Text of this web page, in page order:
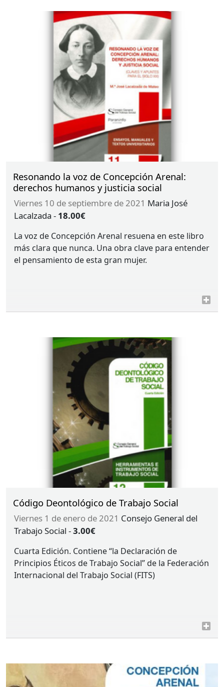
Resonando la voz de Concepción Arenal:
derechos humanos y justicia social
viernes 10 de septiembre de 2021 Maria José
Lacalzada - 18.00€
La voz de Concepción Arenal resuena en este libro
más clara que nunca. Una obra clave para entender
el pensamiento de esta gran mujer.
Código Deontológico de Trabajo Social
viernes 1 de enero de 2021 Consejo General del
Trabajo Social -3.00€
Cuarta Edición. Contiene “la Declaración de
Principios Éticos de Trabajo Social” de la Federación
Internacional del Trabajo Social (FITS)